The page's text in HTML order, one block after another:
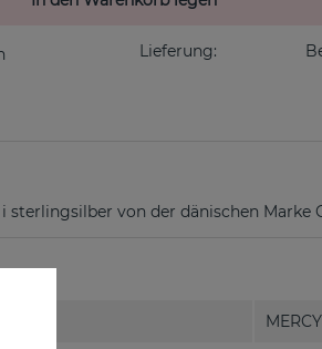
Lieferung:
i sterlingsilber von der dänischen Marke
MERCY